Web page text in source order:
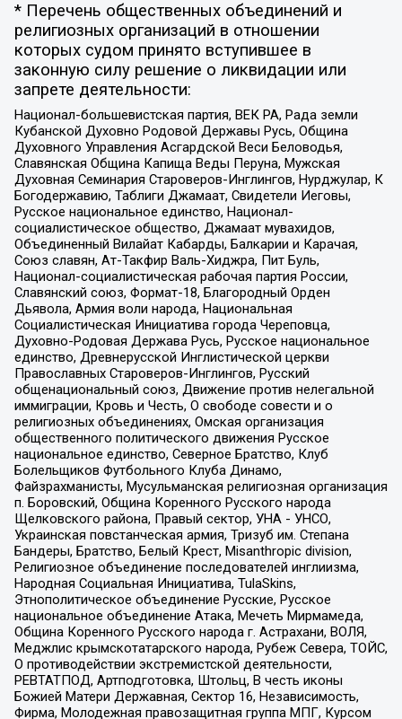
* Перечень общественных объединений и
религиозных организаций в отношении
которых судом принято вступившее в
законную силу решение о ликвидации или
запрете деятельности:
Национал-большевистская партия, ВЕК РА, Рада земли
Кубанской Духовно Родовой Державы Русь, Община
Духовного Управления Асгардской Веси Беловодья,
Славянская Община Капища Веды Перуна, Мужская
Духовная Семинария Староверов-Инглингов, Нурджулар, К
Богодержавию, Таблиги Джамаат, Свидетели Иеговы,
Русское национальное единство, Национал-
социалистическое общество, Джамаат мувахидов,
Объединенный Вилайат Кабарды, Балкарии и Карачая,
Союз славян, Ат-Такфир Валь-Хиджра, Пит Буль,
Национал-социалистическая рабочая партия России,
Славянский союз, Формат-18, Благородный Орден
Дьявола, Армия воли народа, Национальная
Социалистическая Инициатива города Череповца,
Духовно-Родовая Держава Русь, Русское национальное
единство, Древнерусской Инглистической церкви
Православных Староверов-Инглингов, Русский
общенациональный союз, Движение против нелегальной
иммиграции, Кровь и Честь, О свободе совести и о
религиозных объединениях, Омская организация
общественного политического движения Русское
национальное единство, Северное Братство, Клуб
Болельщиков Футбольного Клуба Динамо,
Файзрахманисты, Мусульманская религиозная организация
п. Боровский, Община Коренного Русского народа
Щелковского района, Правый сектор, УНА - УНСО,
Украинская повстанческая армия, Тризуб им. Степана
Бандеры, Братство, Белый Крест, Misanthropic division,
Религиозное объединение последователей инглиизма,
Народная Социальная Инициатива, TulaSkins,
Этнополитическое объединение Русские, Русское
национальное объединение Атака, Мечеть Мирмамеда,
Община Коренного Русского народа г. Астрахани, ВОЛЯ,
Меджлис крымскотатарского народа, Рубеж Севера, ТОЙС,
О противодействии экстремистской деятельности,
РЕВТАТПОД, Артподготовка, Штольц, В честь иконы
Божией Матери Державная, Сектор 16, Независимость,
Фирма, Молодежная правозащитная группа МПГ, Курсом